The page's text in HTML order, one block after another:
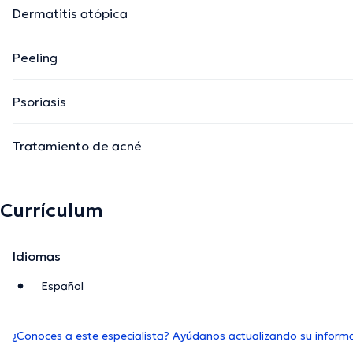
Dermatitis atópica
Peeling
Psoriasis
Tratamiento de acné
Currículum
Idiomas
Español
¿Conoces a este especialista? Ayúdanos actualizando su